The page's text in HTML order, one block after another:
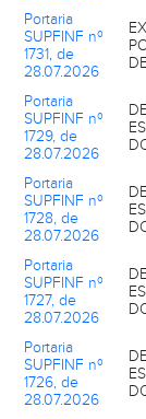
Portaria
SUPFINF nº
1731, de
28.07.2026
Portaria
SUPFINF nº
1729, de
28.07.2026
Portaria
SUPFINF nº
1728, de
28.07.2026
Portaria
SUPFINF nº
1727, de
28.07.2026
Portaria
SUPFINF nº
1726, de
28.07.2026